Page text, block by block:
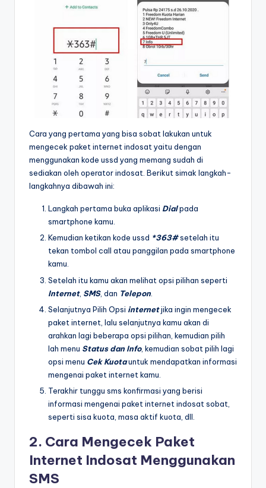
Cara yang pertama yang bisa sobat lakukan untuk
mengecek paket internet indosat yaitu dengan
menggunakan kode ussd yang memang sudah di
sediakan oleh operator indosat. Berikut simak langkah-
langkahnya dibawah ini:
Langkah pertama buka aplikasi Dialpada
smartphone kamu.
Kemudian ketikan kode ussd *363#setelah itu
tekan tombol call atau panggilan pada smartphone
kamu.
Setelah itu kamu akan melihat opsi pilihan seperti
Internet, SMS, dan Telepon
Selanjutnya Pilih Opsi internetjika ingin mengecek
paket internet, lalu selanjutnya kamu akan di
arahkan lagi beberapa opsi pilihan, kemudian pilih
lah menu Status dan Info, kemudian sobat pilih lagi
opsi menu Cek Kuotauntuk mendapatkan informasi
mengenai paket internet kamu.
Terakhir tunggu sms konfirmasi yang berisi
informasi mengenai paket internet indosat sobat,
seperti sisa kuota, masa aktif kuota, dll.
2. Cara Mengecek Paket
Internet Indosat Menggunakan
SMS